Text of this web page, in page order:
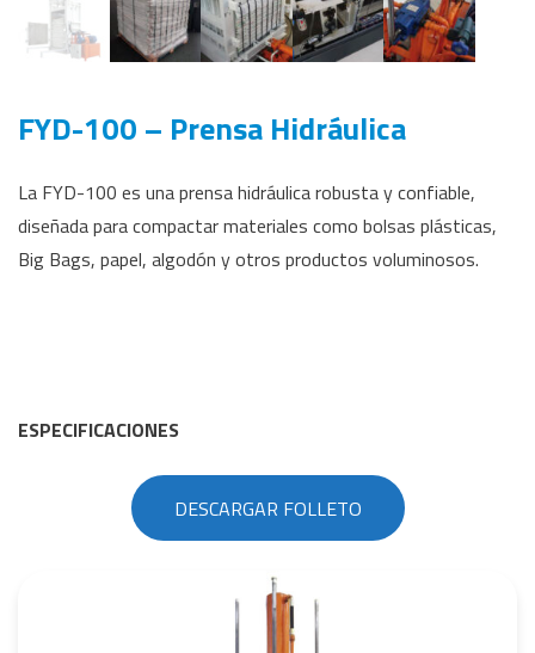
FYD-100 – Prensa Hidráulica
La FYD-100 es una prensa hidráulica robusta y confiable,
diseñada para compactar materiales como bolsas plásticas,
Big Bags, papel, algodón y otros productos voluminosos.
ESPECIFICACIONES
DESCARGAR FOLLETO